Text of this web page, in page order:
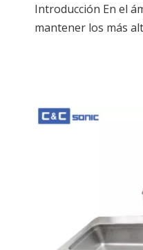
Introducción En el
mantener los más